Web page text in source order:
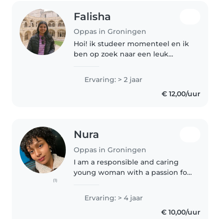
Falisha
Oppas in Groningen
Hoi! ik studeer momenteel en ik
ben op zoek naar een leuk
wat bij te verdienen. Ik heb al
ervaring met kinderen. Ik heb
Ervaring: > 2 jaar
€ 12,00/uur
(1)
Nura
Oppas in Groningen
I am a responsible and caring
young woman with a passion for
helping them have a fun and
safe time. I have experience
caring for children of various
Ervaring: > 4 jaar
€ 10,00/uur